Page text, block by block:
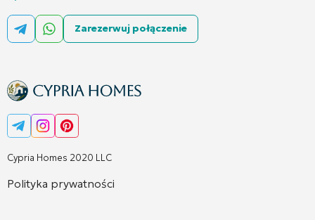
Cypria Homes 2020 LLC
Polityka prywatności
Zarezerwuj połączenie